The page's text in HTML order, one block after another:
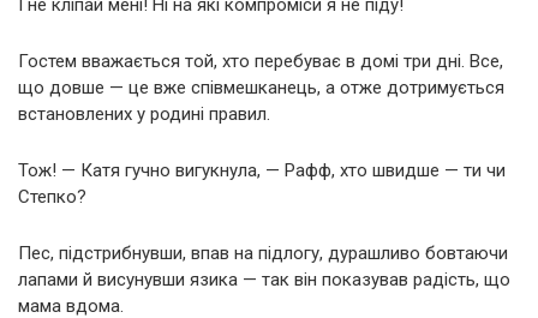
Гостем вважається той, хто перебуває в домі три дні. Все,
що довше — це вже співмешканець, а отже дотримується
встановлених у родині правил.
Тож! — Катя гучно вигукнула, — Рафф, хто швидше — ти чи
Степко?
Пес, підстрибнувши, впав на підлогу, дурашливо бовтаючи
лапами й висунувши язика — так він показував радість, що
мама вдома.